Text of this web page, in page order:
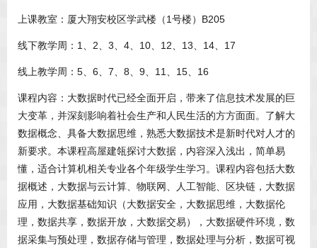
上课教室：厦大翔安校区学武楼（1号楼）B205
线下教学周：1、2、3、4、10、12、13、14、17
线上教学周：5、6、7、8、9、11、15、16
课程内容：大数据时代已经全面开启，带来了信息技术发展的巨
大变革，并深刻影响着社会生产和人民生活的方方面面。了解大
数据概念、具备大数据思维，熟悉大数据技术是新时代对人才的
新要求。本课程高屋建瓴探讨大数据，内容深入浅出，简单易
懂，适合计算机相关专业各个年级学生学习。课程内容包括大数
据概述，大数据与云计算、物联网、人工智能、区块链，大数据
应用，大数据基础知识（大数据安全，大数据思维，大数据伦
理，数据共享，数据开放，大数据交易），大数据硬件环境，数
据采集与预处理，数据存储与管理，数据处理与分析，数据可视